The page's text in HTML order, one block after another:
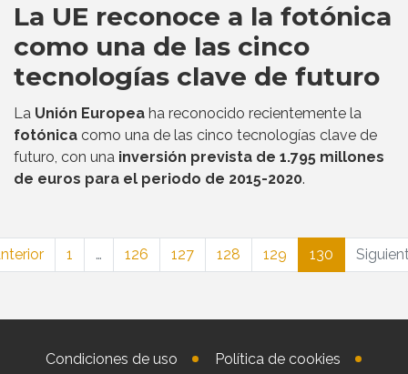
La UE reconoce a la fotónica
como una de las cinco
tecnologías clave de futuro
La Unión Europea ha reconocido recientemente la
fotónica como una de las cinco tecnologías clave de
futuro, con una inversión prevista de 1.795 millones
de euros para el periodo de 2015-2020.
1 … 126 127 128 129 130
Condiciones de uso Política de cookies